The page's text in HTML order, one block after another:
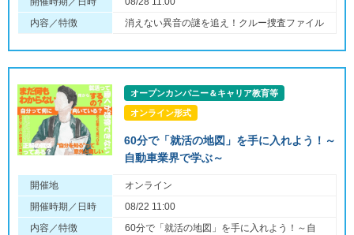
内容／特徴
消えない異音の謎を追え！クルー捜査ファイル
オープンカンパニー＆キャリア教育等
オンライン形式
60分で「就活の地図」を手に入れよう！～
自動車業界で学ぶ～
開催地
オンライン
開催時期／日時
08/22 11:00
内容／特徴
60分で「就活の地図」を手に入れよう！～自